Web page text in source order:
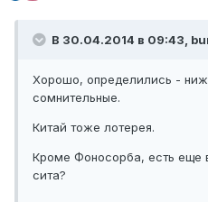
В 30.04.2014 в 09:43,
Хорошо, определились -
сомнительные.
Китай тоже лотерея.
Кроме Фоносорба, есть еще
сита?